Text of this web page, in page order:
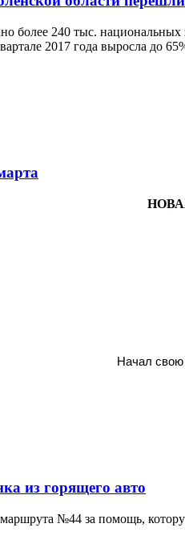
более 240 тыс.
2017 года выросла до
Начал свою
из горящего авто
№44 за помощь,